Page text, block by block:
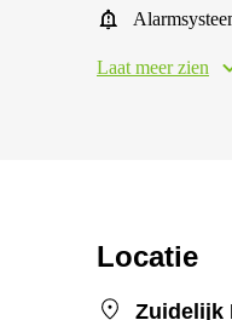
Laat meer zien
Locatie
Zuidelijk